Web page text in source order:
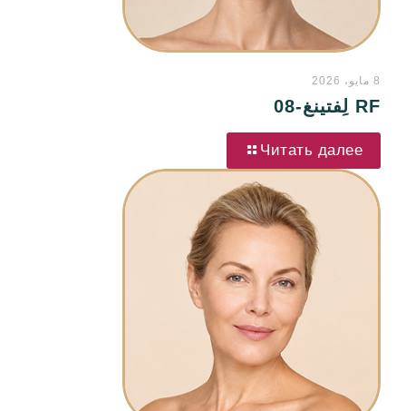
8 مايو، 2026
RF لِفتينغ-08
Читать далее